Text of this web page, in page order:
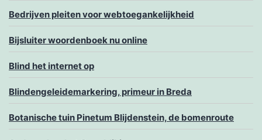
Bedrijven pleiten voor webtoegankelijkheid
Bijsluiter woordenboek nu online
Blind het internet op
Blindengeleidemarkering, primeur in Breda
Botanische tuin Pinetum Blijdenstein, de bomenroute